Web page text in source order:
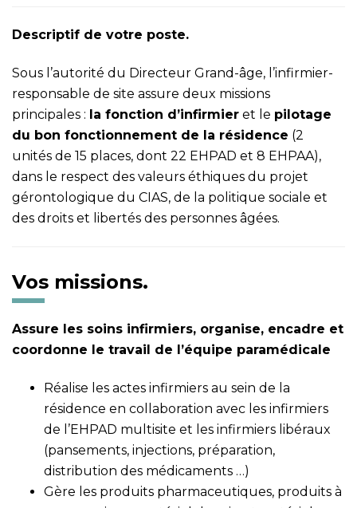
Descriptif de votre poste.
Sous l’autorité du Directeur Grand-âge, l’infirmier-
responsable de site assure deux missions
principales : la fonction d’infirmier et le pilotage
du bon fonctionnement de la résidence (2
unités de 15 places, dont 22 EHPAD et 8 EHPAA),
dans le respect des valeurs éthiques du projet
gérontologique du CIAS, de la politique sociale et
des droits et libertés des personnes âgées.
Vos missions.
Assure les soins infirmiers, organise, encadre et
coordonne le travail de l’équipe paramédicale
Réalise les actes infirmiers au sein de la
résidence en collaboration avec les infirmiers
de l’EHPAD multisite et les infirmiers libéraux
(pansements, injections, préparation,
distribution des médicaments …)
Gère les produits pharmaceutiques, produits à